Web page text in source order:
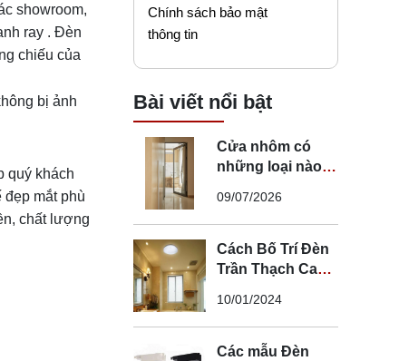
showroom,
ray . Đèn
chiếu của
bị ảnh
quý khách
mắt phù
chất lượng
Chính sách bảo mật
thông tin
Bài viết nổi bật
Cửa nhôm có
những loại nào?
nhôm phù hợp
09/07/2026
Cách Bố Trí Đèn
Trần Thạch Cao
Lắp Đèn Trần
Thạch Cao
10/01/2024
Các mẫu Đèn